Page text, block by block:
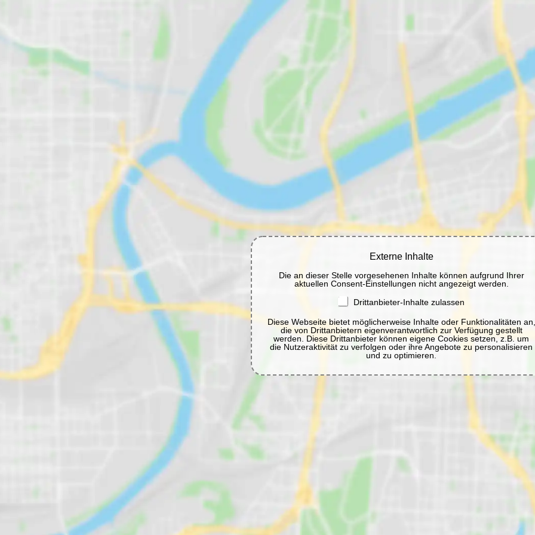
Externe Inhalte
Die an dieser Stelle vorgesehenen Inhalte können aufgrund Ihrer
aktuellen Consent-Einstellungen nicht angezeigt werden.
Drittanbieter-Inhalte zulassen
Diese Webseite bietet möglicherweise Inhalte oder Funktionalitäten an,
die von Drittanbietern eigenverantwortlich zur Verfügung gestellt
werden. Diese Drittanbieter können eigene Cookies setzen, z.B. um
die Nutzeraktivität zu verfolgen oder ihre Angebote zu personalisieren
und zu optimieren.